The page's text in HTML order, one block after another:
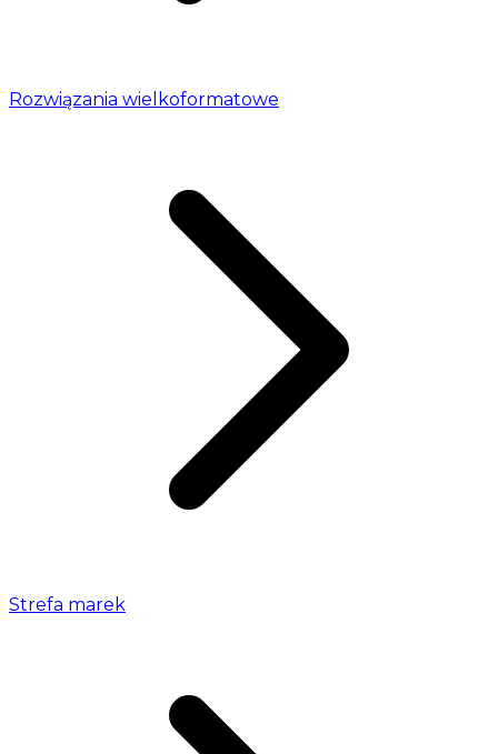
Rozwiązania wielkoformatowe
Strefa marek